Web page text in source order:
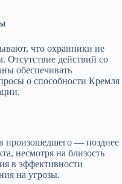
что охранники не
Отсутствие действий со
обеспечивать
о способности Кремля
произошедшего — позднее
несмотря на близость
в эффективности
на угрозы.